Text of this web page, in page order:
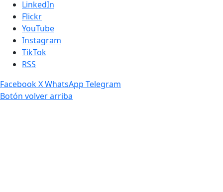
LinkedIn
Flickr
YouTube
Instagram
TikTok
RSS
FacebookXWhatsApp Telegram
Botón volver arriba